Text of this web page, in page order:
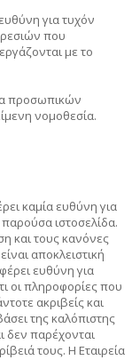
για τυχόν
που
με το
προσωπικών
νομοθεσία.
καμία ευθύνη για
ιστοσελίδα.
και τους κανόνες
αποκλειστική
ευθύνη για
οι πληροφορίες που
ακριβείς και
της καλόπιστης
δεν παρέχονται
τους. Η Εταιρεία